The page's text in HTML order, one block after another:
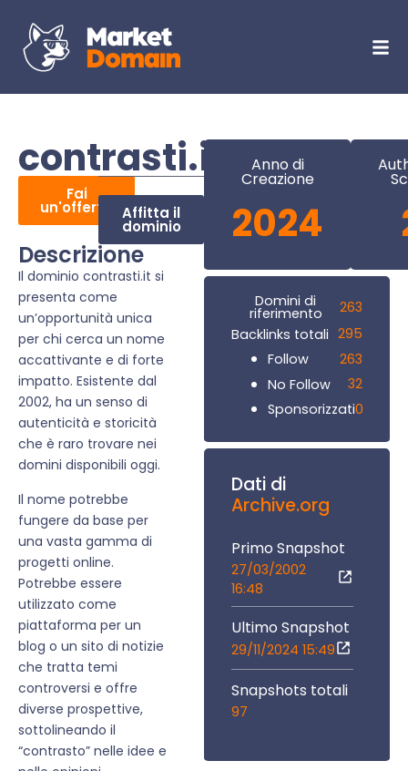
contrasti.it
Fai
un'offerta Affitta il
dominio
Descrizione
Il dominio contrasti.it si
presenta come
un’opportunità unica
per chi cerca un nome
accattivante e di forte
impatto. Esistente dal
2002, ha un senso di
autenticità e storicità
che è raro trovare nei
domini disponibili oggi.
Il nome potrebbe
fungere da base per
una vasta gamma di
progetti online.
Potrebbe essere
utilizzato come
piattaforma per un
blog o un sito di notizie
che tratta temi
controversi e offre
diverse prospettive,
sottolineando il
“contrasto” nelle idee e
Anno di
Creazione
2024
Domini di
riferimento
263
Backlinks totali 295
Follow
263
No Follow
32
Sponsorizzati0
Dati di
Archive.org
Primo Snapshot
27/03/2002
16:48
Ultimo Snapshot
29/11/2024 15:49
Snapshots totali
97